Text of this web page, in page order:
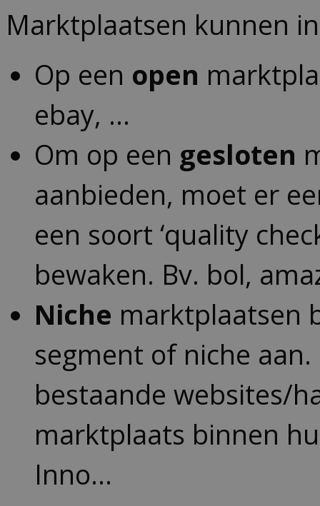
Marktplaatsen kunnen
Op een open
ebay, …
Om op een gesloten
aanbieden, moet er
een soort ‘quality
bewaken. Bv. bol,
Niche marktplaatsen
segment of niche
bestaande websites/
marktplaats binnen
Inno…